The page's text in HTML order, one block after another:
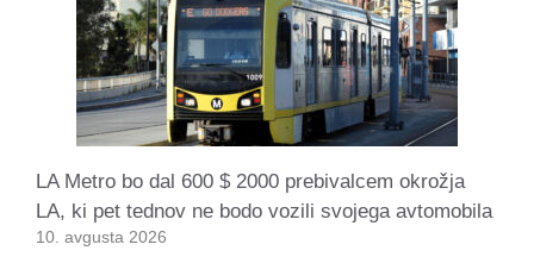
LA Metro bo dal 600 $ 2000 prebivalcem okrožja
LA, ki pet tednov ne bodo vozili svojega avtomobila
10. avgusta 2026